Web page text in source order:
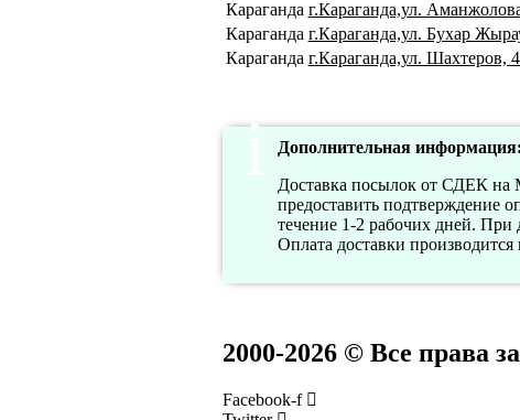
Караганда г.Караганда,ул.
Караганда г.Караганда,ул. Бухар
Караганда г.Караганда,ул. Шахтеров,
Дополнительная информация:
Доставка посылок от СДЕК на
предоставить подтверждение
течение 1-2 рабочих дней. При
Оплата доставки производится
2000-2026 © Все права
Facebook-f